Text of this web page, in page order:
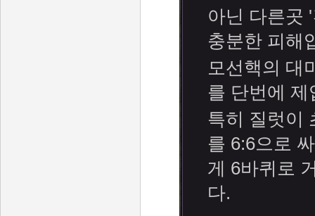
아닌 다른곳
충분한 피해
모선핵의 대
를 단번에
특히 질럿이
를 6:6으로
게 6바퀴로
다.